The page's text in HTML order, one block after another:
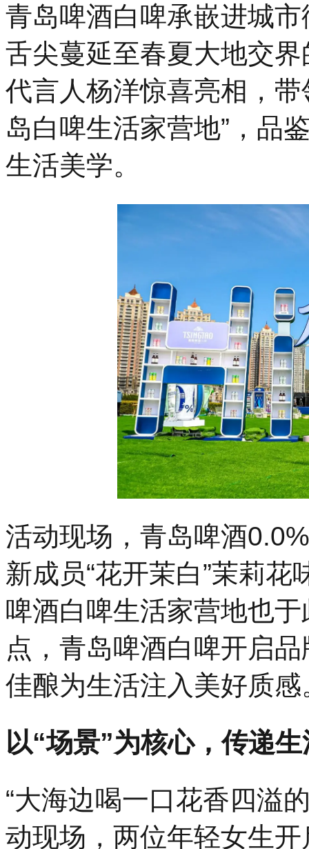
青岛啤酒白啤承嵌进城
舌尖蔓延至春夏大地交
代言人杨洋惊喜亮相，
岛白啤生活家营地”，品
生活美学。
活动现场，青岛啤酒
新成员“花开茉白”茉莉
啤酒白啤生活家营地也
点，青岛啤酒白啤开启
佳酿为生活注入美好质感
以“场景”为核心，传递
“大海边喝一口花香四溢
动现场，两位年轻女生